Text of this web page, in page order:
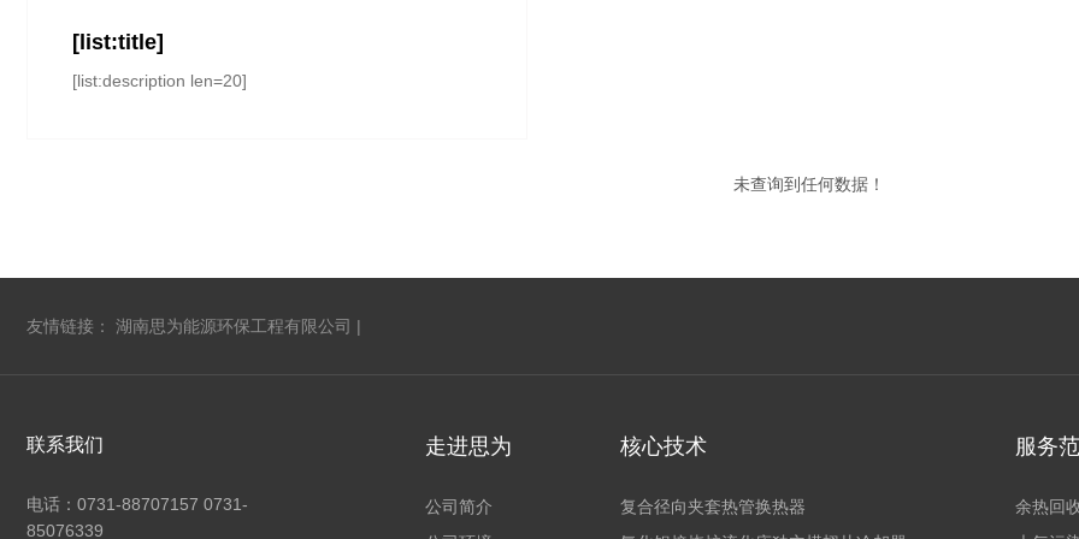
[list:title]
[list:description len=20]
未查询到任何数据！
友情链接： 湖南思为能源环保工程有限公司 |
联系我们
电话： 0731-88707157 0731-
85076339
走进思为
公司简介
核心技术
复合径向夹套热管换热器
服务
余热回